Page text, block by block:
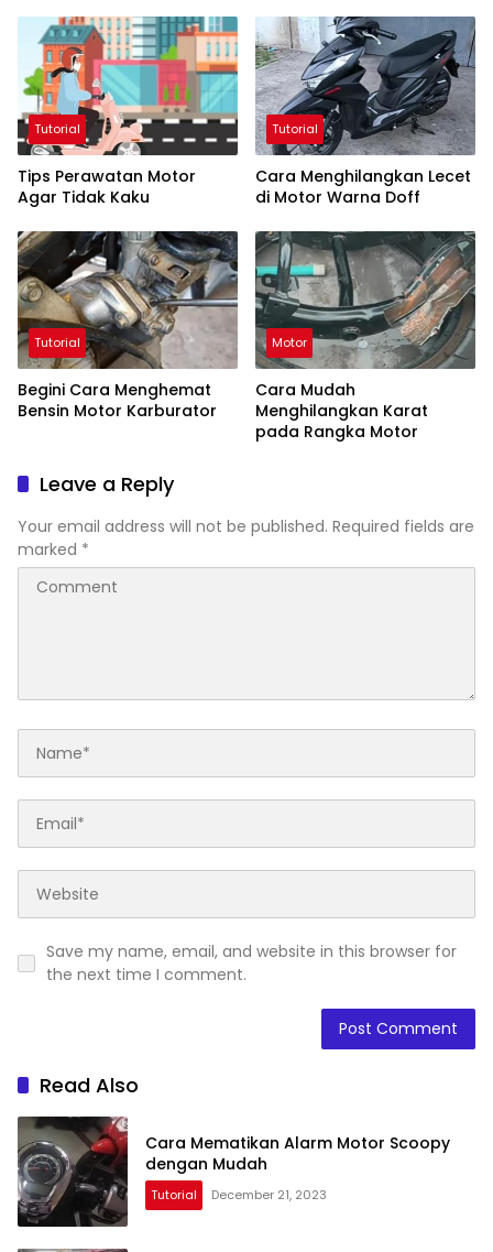
Tutorial
Tips Perawatan Motor
Agar Tidak Kaku
Tutorial
Cara Menghilangkan Lecet
di Motor Warna Doff
Tutorial
Begini Cara Menghemat
Bensin Motor Karburator
Motor
Cara Mudah
Menghilangkan Karat
pada Rangka Motor
Leave a Reply
Your email address will not be published. Required fields are
marked *
Save my name, email, and website in this browser for
the next time I comment.
Read Also
Cara Mematikan Alarm Motor Scoopy
dengan Mudah
Tutorial December 21, 2023